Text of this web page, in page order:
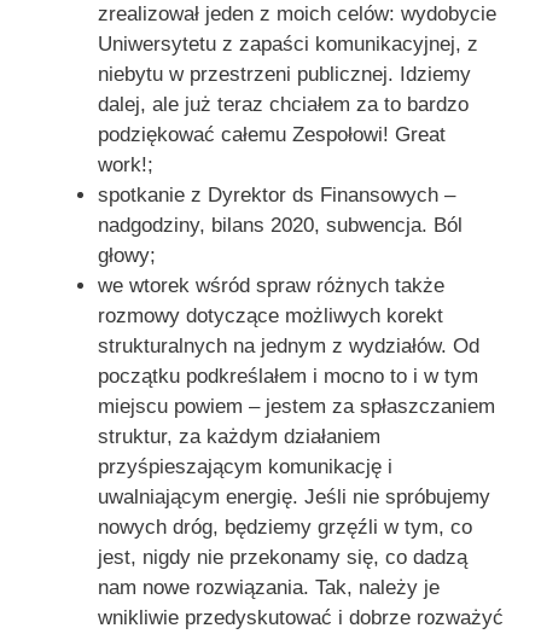
zrealizował jeden z moich celów: wydobycie
Uniwersytetu z zapaści komunikacyjnej, z
niebytu w przestrzeni publicznej. Idziemy
dalej, ale już teraz chciałem za to bardzo
podziękować całemu Zespołowi! Great
work!;
spotkanie z Dyrektor ds Finansowych –
nadgodziny, bilans 2020, subwencja. Ból
głowy;
we wtorek wśród spraw różnych także
rozmowy dotyczące możliwych korekt
strukturalnych na jednym z wydziałów. Od
początku podkreślałem i mocno to i w tym
miejscu powiem – jestem za spłaszczaniem
struktur, za każdym działaniem
przyśpieszającym komunikację i
uwalniającym energię. Jeśli nie spróbujemy
nowych dróg, będziemy grzęźli w tym, co
jest, nigdy nie przekonamy się, co dadzą
nam nowe rozwiązania. Tak, należy je
wnikliwie przedyskutować i dobrze rozważyć